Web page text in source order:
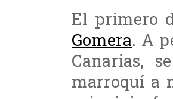
El primero
Gomera. A
Canarias,
marroquí a